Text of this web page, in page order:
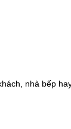
nhà bếp